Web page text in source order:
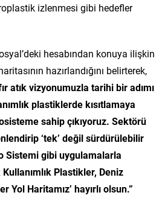
izlenmesi gibi hedefler
hesabından konuya ilişkin
hazırlandığını belirterek,
atık vizyonumuzla tarihi bir adımı
plastiklerde kısıtlamaya
sahip çıkıyoruz. Sektörü
‘tek’ değil sürdürülebilir
Sistemi gibi uygulamalarla
Plastikler, Deniz
Haritamız’ hayırlı olsun.”